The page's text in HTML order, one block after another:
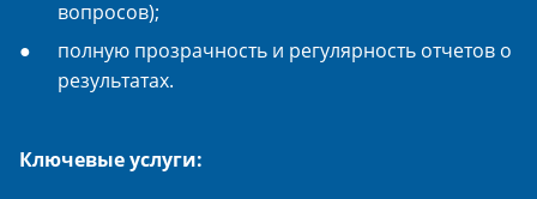
вопросов);
полную прозрачность и регулярность отчетов о
результатах.
Ключевые услуги: